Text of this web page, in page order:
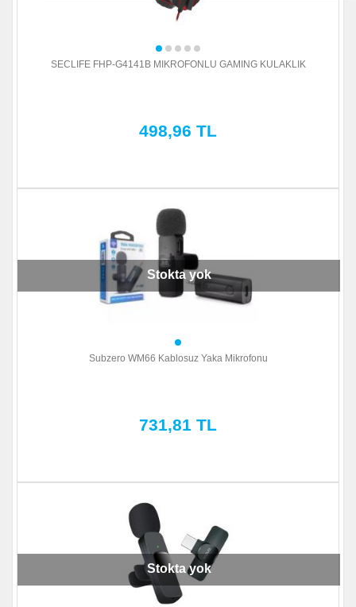
SECLIFE FHP-G4141B MIKROFONLU GAMING KULAKLIK
498,96 TL
Stokta yok
Subzero WM66 Kablosuz Yaka Mikrofonu
731,81 TL
Stokta yok